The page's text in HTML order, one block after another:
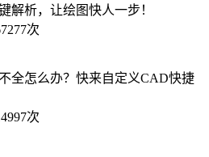
解析，让绘图快人一步！
次
全怎么办？快来自定义CAD快捷
次